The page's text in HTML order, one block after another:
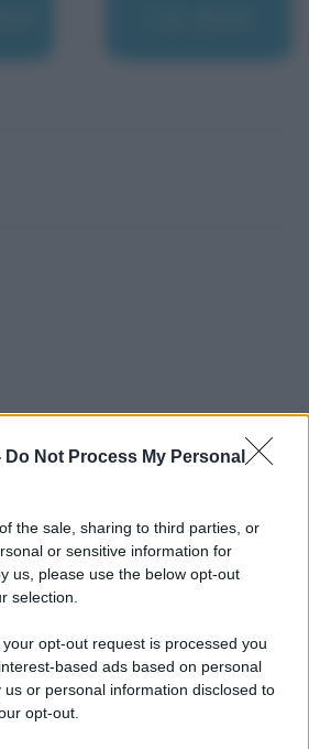
Do Not Process My Personal
the sale, sharing to third parties, or
or sensitive information for
us, please use the below opt-out
selection.
opt-out request is processed you
based ads based on personal
us or personal information disclosed to
opt-out.
PIÙ BELLE via e-mail
E-mail